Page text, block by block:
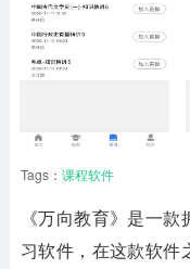
Tags： 课程软件
《万向教育》是一款
习软件，在这款软件